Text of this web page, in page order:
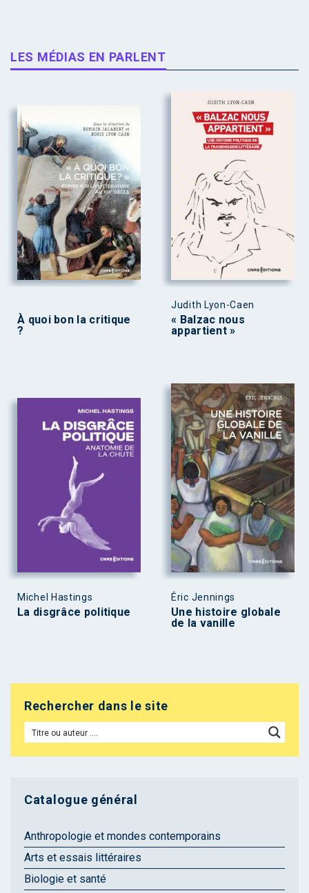
LES MÉDIAS EN PARLENT
À quoi bon la critique
?
Judith Lyon-Caen
« Balzac nous
appartient »
Michel Hastings
La disgrâce politique
Éric Jennings
Une histoire globale
de la vanille
Rechercher dans le site
Catalogue général
Anthropologie et mondes contemporains
Arts et essais littéraires
Biologie et santé